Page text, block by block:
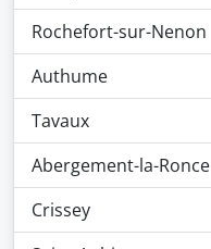
Rochefort-sur-Nenon
Authume
Tavaux
Abergement-la-Ronce
Crissey